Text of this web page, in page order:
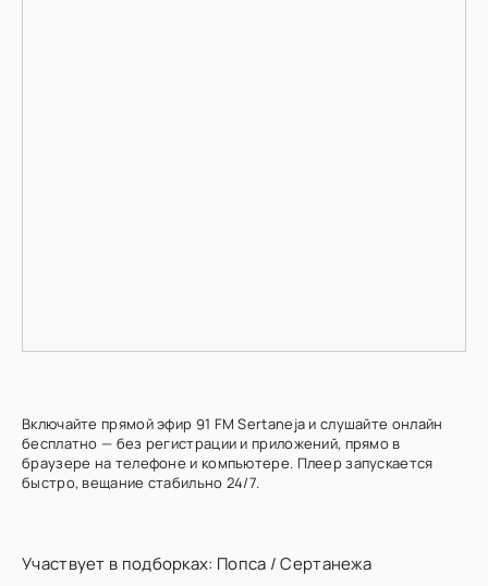
Включайте прямой эфир 91 FM Sertaneja и слушайте онлайн
бесплатно — без регистрации и приложений, прямо в
браузере на телефоне и компьютере. Плеер запускается
быстро, вещание стабильно 24/7.
Участвует в подборках: Попса /Сертанежа